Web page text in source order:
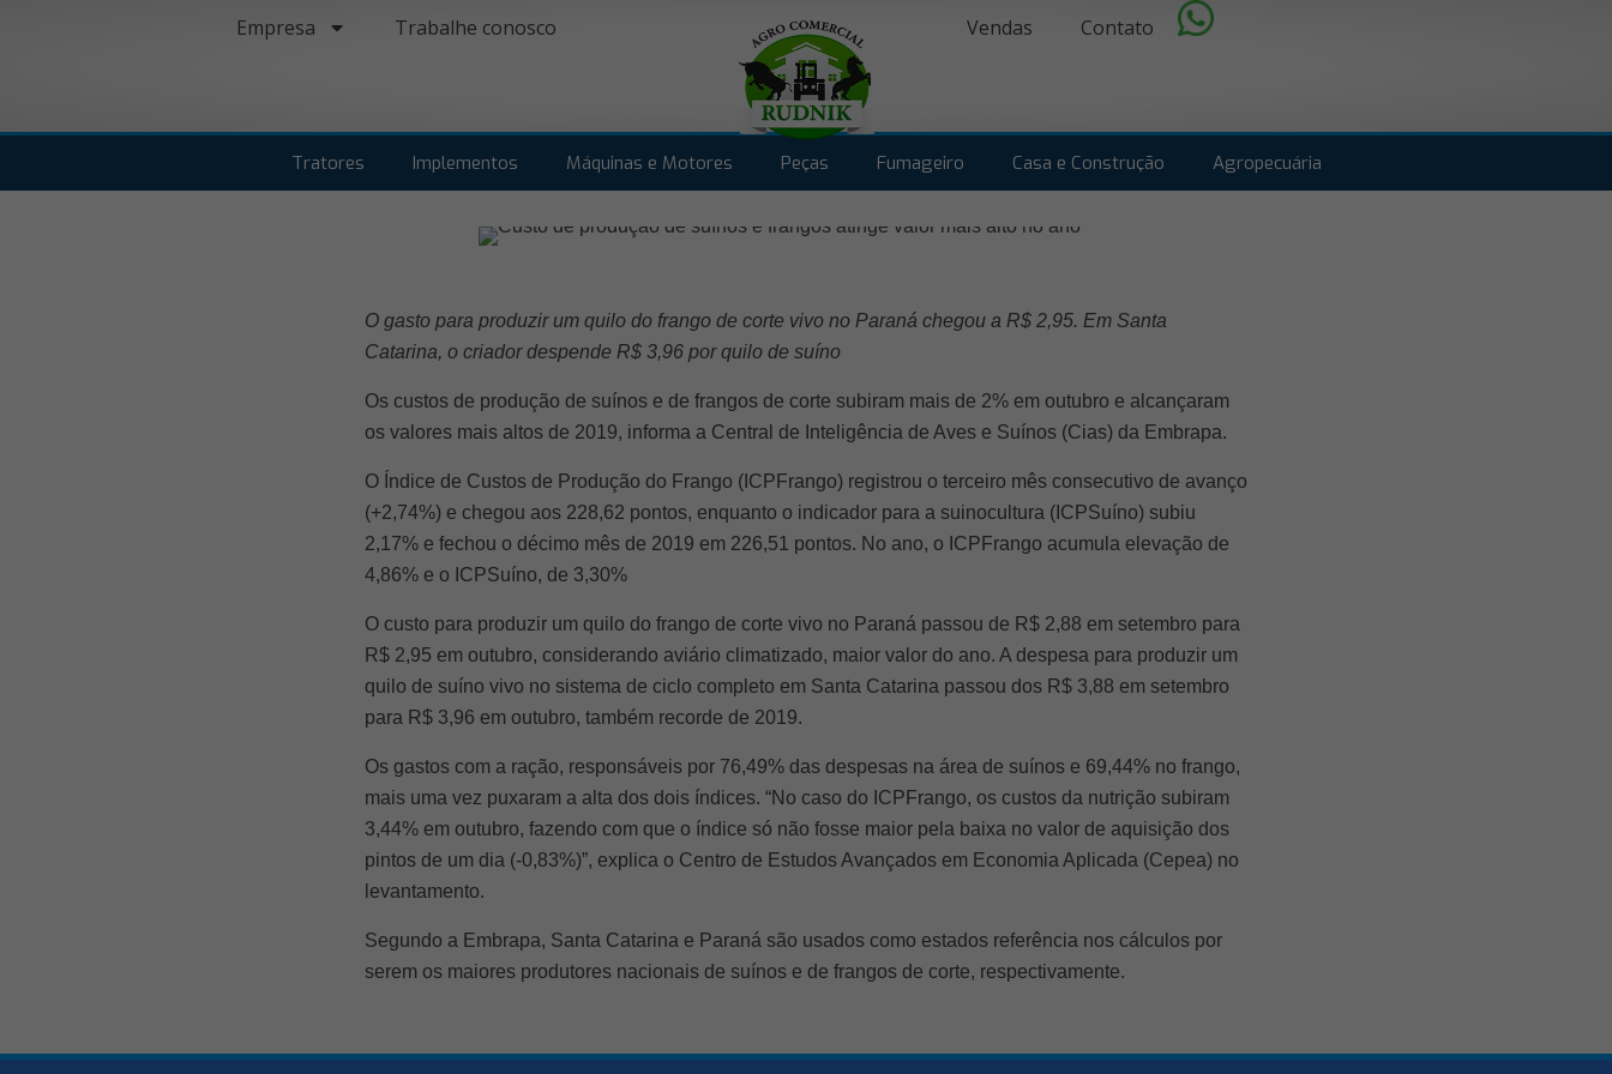
Empresa Trabalhe conosco Vendas Contato
Tratores Implementos Máquinas e Motores Peças Fumageiro Casa e Construção Agropecuária
O gasto para produzir um quilo do frango de corte vivo no Paraná chegou a R$ 2,95. Em Santa
Catarina, o criador despende R$ 3,96 por quilo de suíno
Os custos de produção de suínos e de frangos de corte subiram mais de 2% em outubro e alcançaram
os valores mais altos de 2019, informa a Central de Inteligência de Aves e Suínos (Cias) da Embrapa.
O Índice de Custos de Produção do Frango (ICPFrango) registrou o terceiro mês consecutivo de avanço
(+2,74%) e chegou aos 228,62 pontos, enquanto o indicador para a suinocultura (ICPSuíno) subiu
2,17% e fechou o décimo mês de 2019 em 226,51 pontos. No ano, o ICPFrango acumula elevação de
4,86% e o ICPSuíno, de 3,30%
O custo para produzir um quilo do frango de corte vivo no Paraná passou de R$ 2,88 em setembro para
R$ 2,95 em outubro, considerando aviário climatizado, maior valor do ano. A despesa para produzir um
quilo de suíno vivo no sistema de ciclo completo em Santa Catarina passou dos R$ 3,88 em setembro
para R$ 3,96 em outubro, também recorde de 2019.
Os gastos com a ração, responsáveis por 76,49% das despesas na área de suínos e 69,44% no frango,
mais uma vez puxaram a alta dos dois índices. “No caso do ICPFrango, os custos da nutrição subiram
3,44% em outubro, fazendo com que o índice só não fosse maior pela baixa no valor de aquisição dos
pintos de um dia (-0,83%)”, explica o Centro de Estudos Avançados em Economia Aplicada (Cepea) no
levantamento.
Segundo a Embrapa, Santa Catarina e Paraná são usados como estados referência nos cálculos por
serem os maiores produtores nacionais de suínos e de frangos de corte, respectivamente.